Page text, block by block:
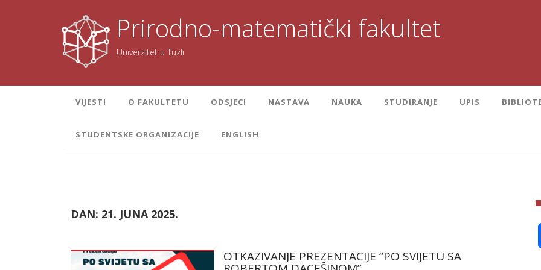
Prirodno-matematički fakultet
Univerzitet u Tuzli
VIJESTI O FAKULTETU ODSJECI NASTAVA NAUKA STUDIRANJE UPIS
STUDENTSKE ORGANIZACIJE ENGLISH
DAN: 21. JUNA 2025.
OTKAZIVANJE PREZENTACIJE “PO SVIJETU SA